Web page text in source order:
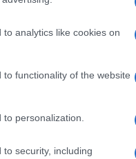
analytics like cookies on
functionality of the website
personalization.
security, including
Samsung Galaxy S26